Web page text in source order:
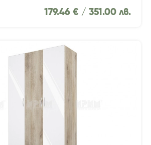
179.46 € / 351.00 лв.